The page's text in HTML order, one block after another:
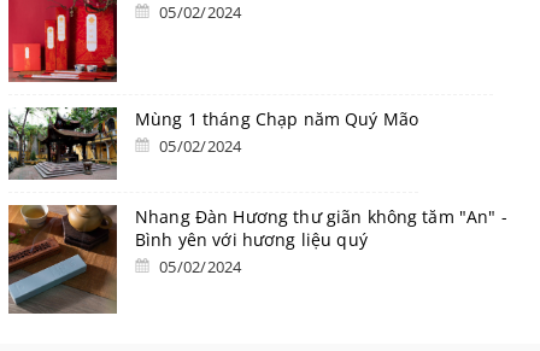
05/02/2024
Mùng 1 tháng Chạp năm Quý Mão
05/02/2024
Nhang Đàn Hương thư giãn không tăm "An" -
Bình yên với hương liệu quý
05/02/2024